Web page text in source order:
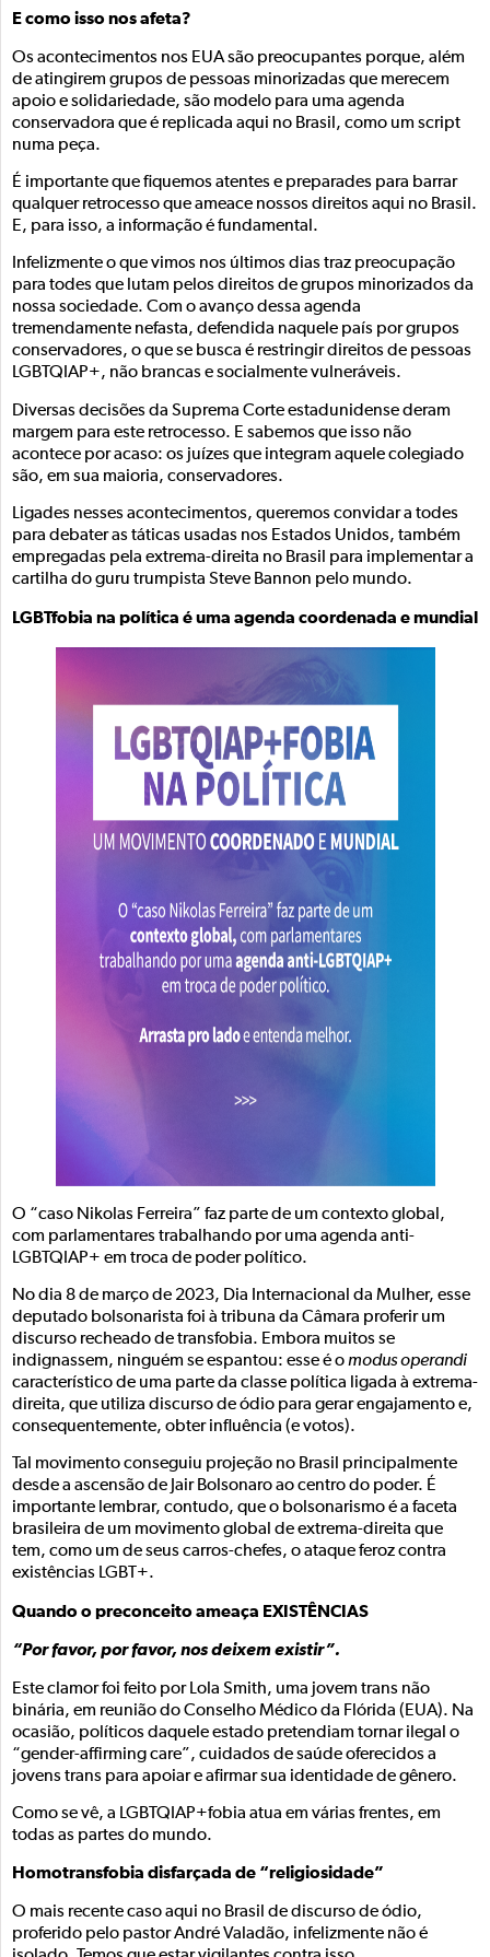
E como isso nos afeta?
Os acontecimentos nos EUA são preocupantes porque, além
de atingirem grupos de pessoas minorizadas que merecem
apoio e solidariedade, são modelo para uma agenda
conservadora que é replicada aqui no Brasil, como um script
numa peça.
É importante que fiquemos atentes e preparades para barrar
qualquer retrocesso que ameace nossos direitos aqui no Brasil.
E, para isso, a informação é fundamental.
Infelizmente o que vimos nos últimos dias traz preocupação
para todes que lutam pelos direitos de grupos minorizados da
nossa sociedade. Com o avanço dessa agenda
tremendamente nefasta, defendida naquele país por grupos
conservadores, o que se busca é restringir direitos de pessoas
LGBTQIAP+, não brancas e socialmente vulneráveis.
Diversas decisões da Suprema Corte estadunidense deram
margem para este retrocesso. E sabemos que isso não
acontece por acaso: os juízes que integram aquele colegiado
são, em sua maioria, conservadores.
Ligades nesses acontecimentos, queremos convidar a todes
para debater as táticas usadas nos Estados Unidos, também
empregadas pela extrema-direita no Brasil para implementar a
cartilha do guru trumpista Steve Bannon pelo mundo.
LGBTfobia na política é uma agenda coordenada e mundial
O “caso Nikolas Ferreira” faz parte de um contexto global,
com parlamentares trabalhando por uma agenda anti-
LGBTQIAP+ em troca de poder político.
No dia 8 de março de 2023, Dia Internacional da Mulher, esse
deputado bolsonarista foi à tribuna da Câmara proferir um
discurso recheado de transfobia. Embora muitos se
indignassem, ninguém se espantou: esse é omodus operandi
característico de uma parte da classe política ligada à extrema-
direita, que utiliza discurso de ódio para gerar engajamento e,
consequentemente, obter influência (e votos).
Tal movimento conseguiu projeção no Brasil principalmente
desde a ascensão de Jair Bolsonaro ao centro do poder. É
importante lembrar, contudo, que o bolsonarismo é a faceta
brasileira de um movimento global de extrema-direita que
tem, como um de seus carros-chefes, o ataque feroz contra
existências LGBT+.
Quando o preconceito ameaça EXISTÊNCIAS
“Por favor, por favor, nos deixem existir”.
Este clamor foi feito por Lola Smith, uma jovem trans não
binária, em reunião do Conselho Médico da Flórida (EUA). Na
ocasião, políticos daquele estado pretendiam tornar ilegal o
“gender-affirming care”, cuidados de saúde oferecidos a
jovens trans para apoiar e afirmar sua identidade de gênero.
Como se vê, a LGBTQIAP+fobia atua em várias frentes, em
todas as partes do mundo.
Homotransfobia disfarçada de “religiosidade”
O mais recente caso aqui no Brasil de discurso de ódio,
proferido pelo pastor André Valadão, infelizmente não é